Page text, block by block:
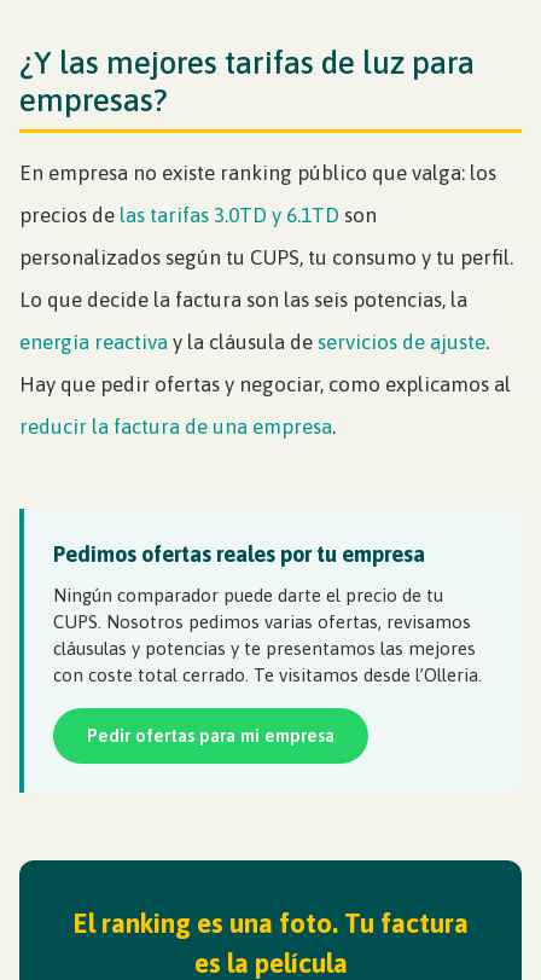
¿Y las mejores tarifas de luz para
empresas?
En empresa no existe ranking público que valga: los
precios de las tarifas 3.0TD y 6.1TD son
personalizados según tu CUPS, tu consumo y tu perfil.
Lo que decide la factura son las seis potencias, la
energía reactiva y la cláusula de servicios de ajuste.
Hay que pedir ofertas y negociar, como explicamos al
reducir la factura de una empresa.
Pedimos ofertas reales por tu empresa
Ningún comparador puede darte el precio de tu
CUPS. Nosotros pedimos varias ofertas, revisamos
cláusulas y potencias y te presentamos las mejores
con coste total cerrado. Te visitamos desde l’Olleria.
Pedir ofertas para mi empresa
El ranking es una foto. Tu factura
es la película